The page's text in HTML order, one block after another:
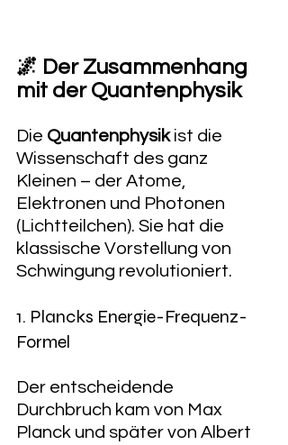
🌌 Der Zusammenhang
mit der Quantenphysik
Die Quantenphysik ist die
Wissenschaft des ganz
Kleinen – der Atome,
Elektronen und Photonen
(Lichtteilchen). Sie hat die
klassische Vorstellung von
Schwingung revolutioniert.
1. Plancks Energie-Frequenz-
Formel
Der entscheidende
Durchbruch kam von Max
Planck und später von Albert